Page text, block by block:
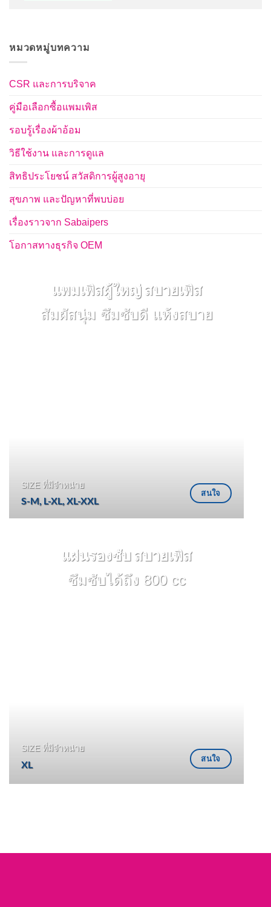
หมวดหมู่บทความ
CSR และการบริจาค
คู่มือเลือกซื้อแพมเพิส
รอบรู้เรื่องผ้าอ้อม
วิธีใช้งาน และการดูแล
สิทธิประโยชน์ สวัสดิการผู้สูงอายุ
สุขภาพ และปัญหาที่พบบ่อย
เรื่องราวจาก Sabaipers
โอกาสทางธุรกิจ OEM
แพมเพิสผู้ใหญ่ สบายเพิส
สัมผัสนุ่ม ซึมซับดี แห้งสบาย
SIZE ที่มีจำหน่าย
S-M, L-XL, XL-XXL
สนใจ
แผ่นรองซับ สบายเพิส
ซึมซับได้ถึง 800 cc
SIZE ที่มีจำหน่าย
XL สนใจ